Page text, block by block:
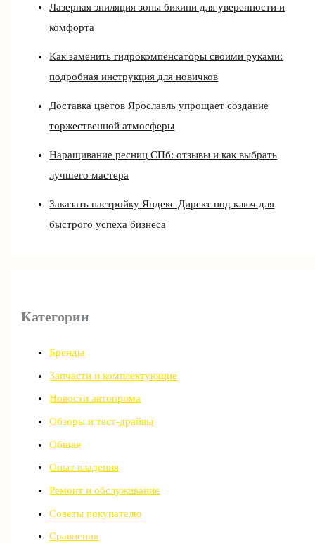
Лазерная эпиляция зоны бикини для уверенности и
комфорта
Как заменить гидрокомпенсаторы своими руками:
подробная инструкция для новичков
Доставка цветов Ярославль упрощает создание
торжественной атмосферы
Наращивание ресниц СПб: отзывы и как выбрать
лучшего мастера
Заказать настройку Яндекс Директ под ключ для
быстрого успеха бизнеса
Категории
Бренды
Запчасти и комплектующие
Новости автопрома
Обзоры и тест-драйвы
Общая
Опыт владения
Ремонт и обслуживание
Советы покупателю
Сравнения